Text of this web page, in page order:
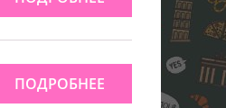
ПОДРОБНЕЕ